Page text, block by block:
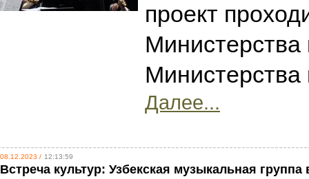
проект
Министерства
Министерства
Далее...
08.12.2023 / 12:13:59
Встреча культур: Узбекская музыкальная